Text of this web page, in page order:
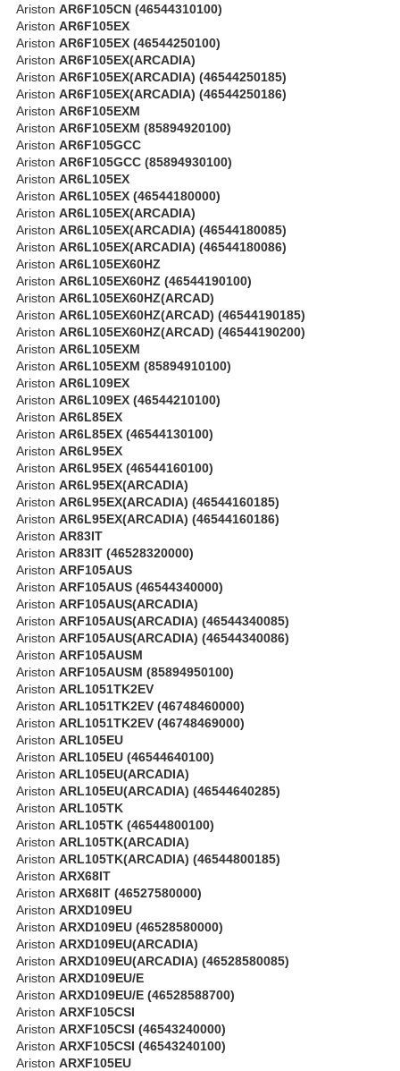
Ariston AR6F105CN (46544310100)
Ariston AR6F105EX
Ariston AR6F105EX (46544250100)
Ariston AR6F105EX(ARCADIA)
Ariston AR6F105EX(ARCADIA) (46544250185)
Ariston AR6F105EX(ARCADIA) (46544250186)
Ariston AR6F105EXM
Ariston AR6F105EXM (85894920100)
Ariston AR6F105GCC
Ariston AR6F105GCC (85894930100)
Ariston AR6L105EX
Ariston AR6L105EX (46544180000)
Ariston AR6L105EX(ARCADIA)
Ariston AR6L105EX(ARCADIA) (46544180085)
Ariston AR6L105EX(ARCADIA) (46544180086)
Ariston AR6L105EX60HZ
Ariston AR6L105EX60HZ (46544190100)
Ariston AR6L105EX60HZ(ARCAD)
Ariston AR6L105EX60HZ(ARCAD) (46544190185)
Ariston AR6L105EX60HZ(ARCAD) (46544190200)
Ariston AR6L105EXM
Ariston AR6L105EXM (85894910100)
Ariston AR6L109EX
Ariston AR6L109EX (46544210100)
Ariston AR6L85EX
Ariston AR6L85EX (46544130100)
Ariston AR6L95EX
Ariston AR6L95EX (46544160100)
Ariston AR6L95EX(ARCADIA)
Ariston AR6L95EX(ARCADIA) (46544160185)
Ariston AR6L95EX(ARCADIA) (46544160186)
Ariston AR83IT
Ariston AR83IT (46528320000)
Ariston ARF105AUS
Ariston ARF105AUS (46544340000)
Ariston ARF105AUS(ARCADIA)
Ariston ARF105AUS(ARCADIA) (46544340085)
Ariston ARF105AUS(ARCADIA) (46544340086)
Ariston ARF105AUSM
Ariston ARF105AUSM (85894950100)
Ariston ARL1051TK2EV
Ariston ARL1051TK2EV (46748460000)
Ariston ARL1051TK2EV (46748469000)
Ariston ARL105EU
Ariston ARL105EU (46544640100)
Ariston ARL105EU(ARCADIA)
Ariston ARL105EU(ARCADIA) (46544640285)
Ariston ARL105TK
Ariston ARL105TK (46544800100)
Ariston ARL105TK(ARCADIA)
Ariston ARL105TK(ARCADIA) (46544800185)
Ariston ARX68IT
Ariston ARX68IT (46527580000)
Ariston ARXD109EU
Ariston ARXD109EU (46528580000)
Ariston ARXD109EU(ARCADIA)
Ariston ARXD109EU(ARCADIA) (46528580085)
Ariston ARXD109EU/E
Ariston ARXD109EU/E (46528588700)
Ariston ARXF105CSI
Ariston ARXF105CSI (46543240000)
Ariston ARXF105CSI (46543240100)
Ariston ARXF105EU